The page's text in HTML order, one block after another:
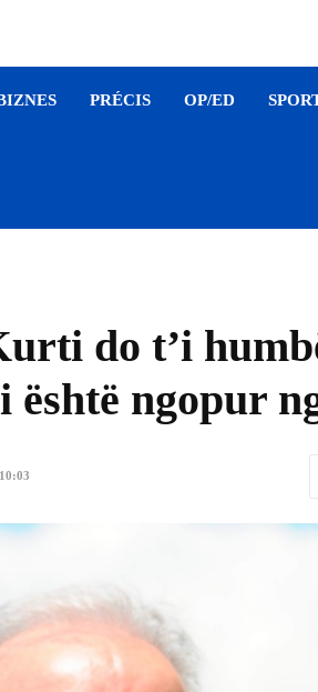
PRÉCIS OP/ED
do t’i
është ngopur